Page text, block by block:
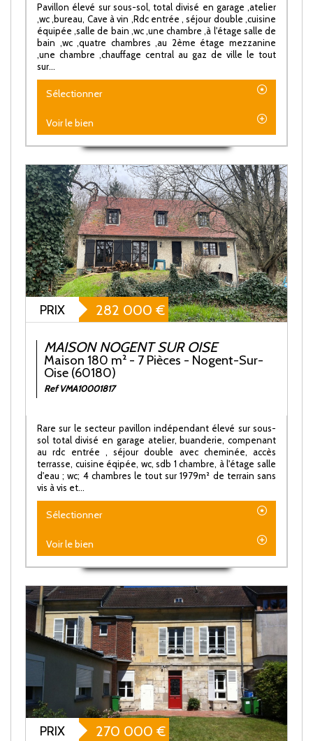
Pavillon élevé sur sous-sol, total divisé en garage ,atelier
,wc ,bureau, Cave à vin ,Rdc entrée , séjour double ,cuisine
équipée ,salle de bain ,wc ,une chambre ,à l'étage salle de
bain ,wc ,quatre chambres ,au 2ème étage mezzanine
,une chambre ,chauffage central au gaz de ville le tout
sur...
Sélectionner
Voir le bien
PRIX 282 000 €
MAISON NOGENT SUR OISE
Maison 180 m² - 7 Pièces - Nogent-Sur-
Oise (60180)
Ref VMA10001817
Rare sur le secteur pavillon indépendant élevé sur sous-
sol total divisé en garage atelier, buanderie, compenant
au rdc entrée , séjour double avec cheminée, accès
terrasse, cuisine éqipée, wc, sdb 1 chambre, à l'étage salle
d'eau ; wc; 4 chambres le tout sur 1979m² de terrain sans
vis à vis et...
Sélectionner
Voir le bien
PRIX 270 000 €